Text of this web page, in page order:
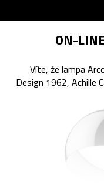
ON-
Víte, že lampa
Design 1962, Achille